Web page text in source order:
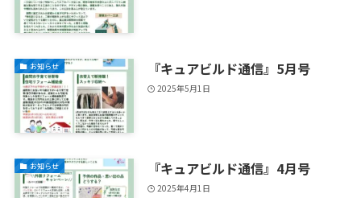
お知らせ 『キュアビルド通信』5月号
2025年5月1日
お知らせ 『キュアビルド通信』4月号
2025年4月1日